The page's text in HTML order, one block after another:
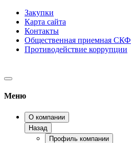
Закупки
Карта сайта
Контакты
Общественная приемная СКФ
Противодействие коррупции
Меню
О компании
Назад
Профиль компании